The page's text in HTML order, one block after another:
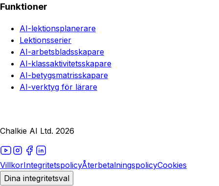
Funktioner
AI-lektionsplanerare
Lektionsserier
AI-arbetsbladsskapare
AI-klassaktivitetsskapare
AI-betygsmatrisskapare
AI-verktyg för lärare
Chalkie AI Ltd. 2026
VillkorIntegritetspolicyÅterbetalningspolicyCookies
Dina integritetsval